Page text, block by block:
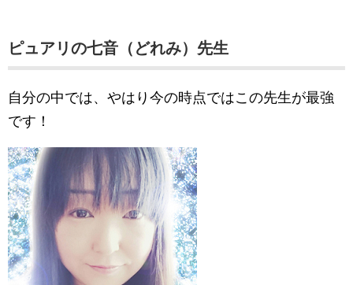
ピュアリの七音（どれみ）先生
自分の中では、やはり今の時点ではこの先生が最強
です！